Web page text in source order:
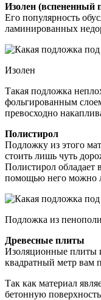
Изолен (вспененный
Его популярность
ламинированных
Изолен
Такая подложка
фольгированным
превосходно
Полистирол
Подложку из этого
стоить лишь чуть
Полистирол обладает
помощью него можно
Подложка из
Древесные плиты
Изоляционные плиты
квадратный метр вам
Так как материал
бетонную